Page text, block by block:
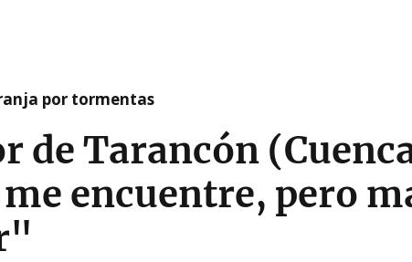
por tormentas
de Tarancón
encuentre, pero